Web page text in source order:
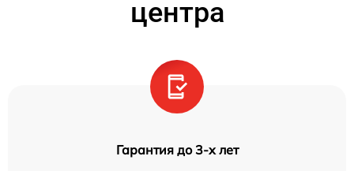
центра
Гарантия до 3-х лет